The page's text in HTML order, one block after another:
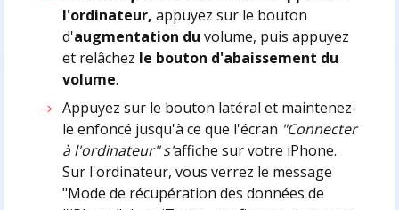
l'ordinateur,appuyez sur le bouton
d'augmentation duvolume, puis appuyez
et relâchez le bouton d'abaissement du
volume.
Appuyez sur le bouton latéral et maintenez-
le enfoncé jusqu'à ce que l'écran "Connecter
à l'ordinateur" s'affiche sur votre iPhone.
Sur l'ordinateur, vous verrez le message
"Mode de récupération des données de